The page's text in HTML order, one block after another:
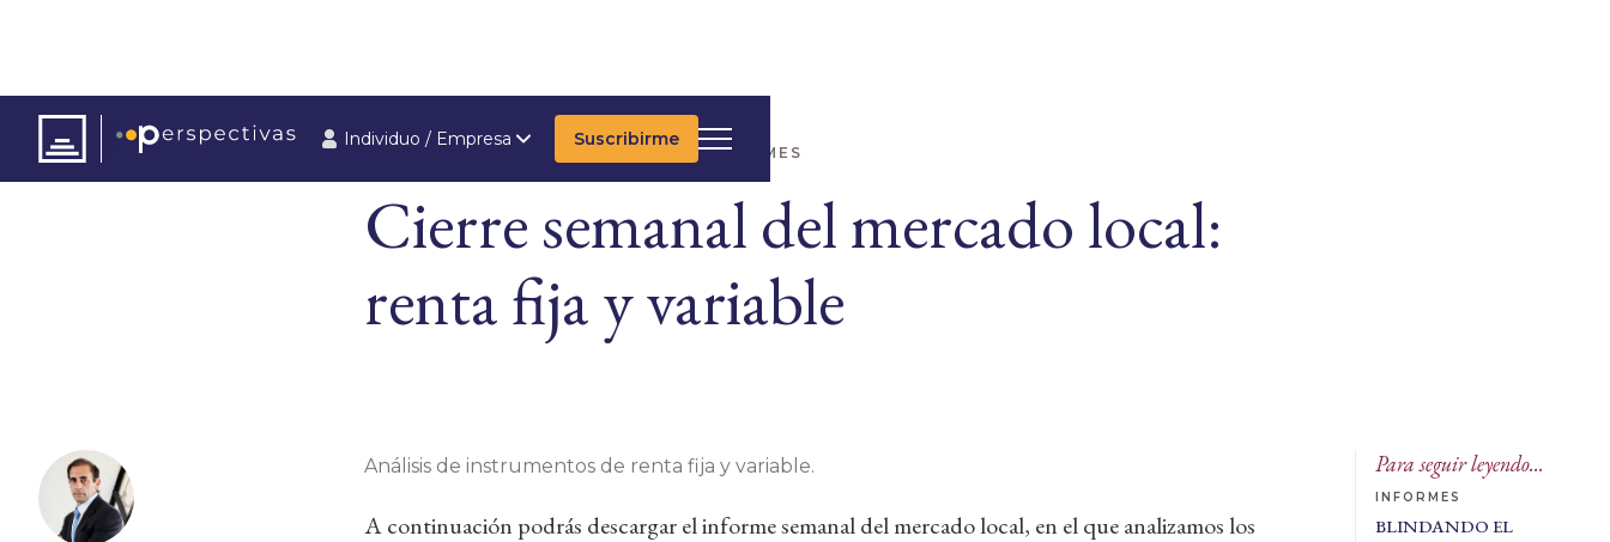
Individuo / Empresa Suscribirme
ARTÍCULOS INFORMES
Cierre semanal del mercado local:
renta fija y variable
Análisis de instrumentos de renta fija y variable.
A continuación podrás descargar el informe semanal del mercado local, en el que analizamos los
Para seguir leyendo...
INFORMES
BLINDANDO EL